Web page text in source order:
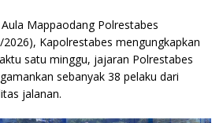
Mappaodang Polrestabes
Kapolrestabes mengungkapkan
satu minggu, jajaran Polrestabes
sebanyak 38 pelaku dari
jalanan.